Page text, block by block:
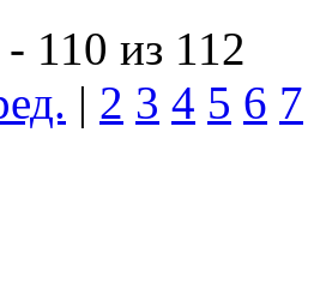
110 из 112
| 2 3 4 5 6 7